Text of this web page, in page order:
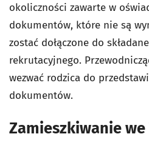
okoliczności zawarte w
dokumentów, które nie są
zostać dołączone do
rekrutacyjnego.
wezwać rodzica do
dokumentów.
Zamieszkiwanie we